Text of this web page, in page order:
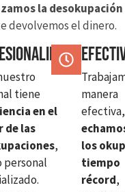
la
devolvemos el dinero.
tiene
en el
de las
,
personal
manera
efectiva,
los
tiempo
récord,